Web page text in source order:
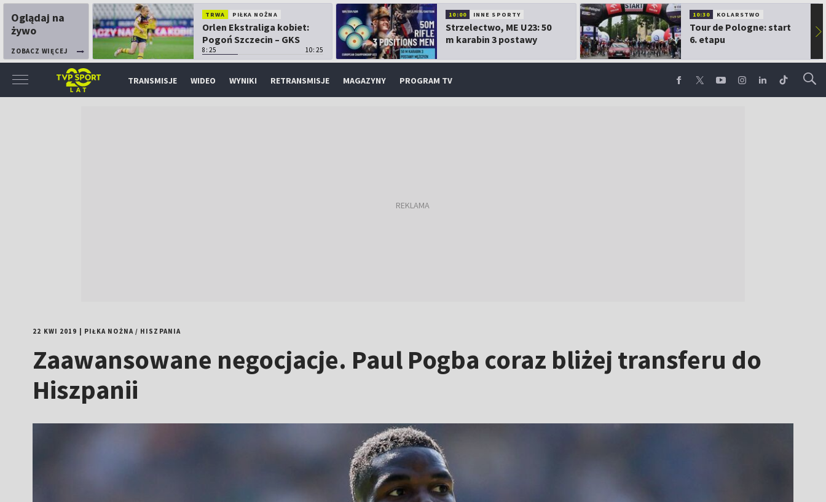
Oglądaj na
żywo
ZOBACZ WIĘCEJ
TRWA PIŁKA NOŻNA
Orlen Ekstraliga kobiet:
Pogoń Szczecin – GKS
Górnik Łęczna
8:25 10:25
10:00 INNE SPORTY
Strzelectwo, ME U23: 50
m karabin 3 postawy
10:30 KOLARSTWO
Tour de Pologne: start
6. etapu
▶
TRANSMISJE WIDEO WYNIKI RETRANSMISJE MAGAZYNY PROGRAM TV
22 KWI 2019 PIŁKA NOŻNA/ HISZPANIA
Zaawansowane negocjacje. Paul Pogba coraz bliżej transferu do
Hiszpanii